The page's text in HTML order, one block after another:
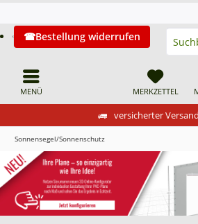
versicherter Versand
MENÜ
Bestellung widerrufen
MERKZETTEL
Sonnensegel/Sonnenschutz